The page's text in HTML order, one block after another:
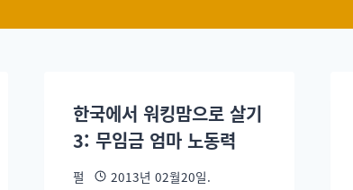
한국에서 워킹맘으로 살기
3: 무임금 엄마 노동력
펄 2013년 02월20일.